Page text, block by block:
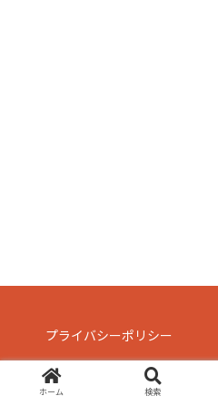
プライバシーポリシー
© 2021 のうて
ホーム 検索